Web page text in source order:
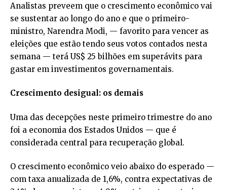
Analistas preveem que o crescimento econômico vai
se sustentar ao longo do ano e que o primeiro-
ministro, Narendra Modi, — favorito para vencer as
eleições que estão tendo seus votos contados nesta
semana — terá US$ 25 bilhões em superávits para
gastar em investimentos governamentais.
Crescimento desigual: os demais
Uma das decepções neste primeiro trimestre do ano
foi a economia dos Estados Unidos — que é
considerada central para recuperação global.
O crescimento econômico veio abaixo do esperado —
com taxa anualizada de 1,6%, contra expectativas de